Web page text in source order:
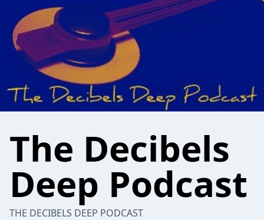
The Decibels
Deep Podcast
THE DECIBELS DEEP PODCAST